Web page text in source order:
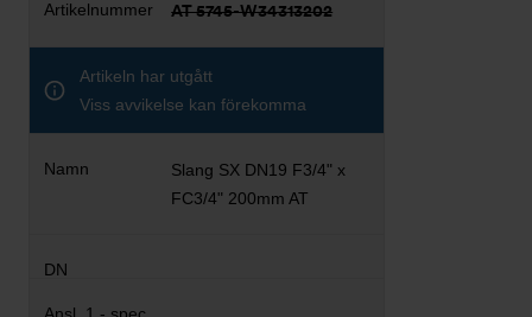
AT 5745-W34313202
Artikeln har utgått
Viss avvikelse kan förekomma
Slang SX DN19 F3/4" x
FC3/4" 200mm AT